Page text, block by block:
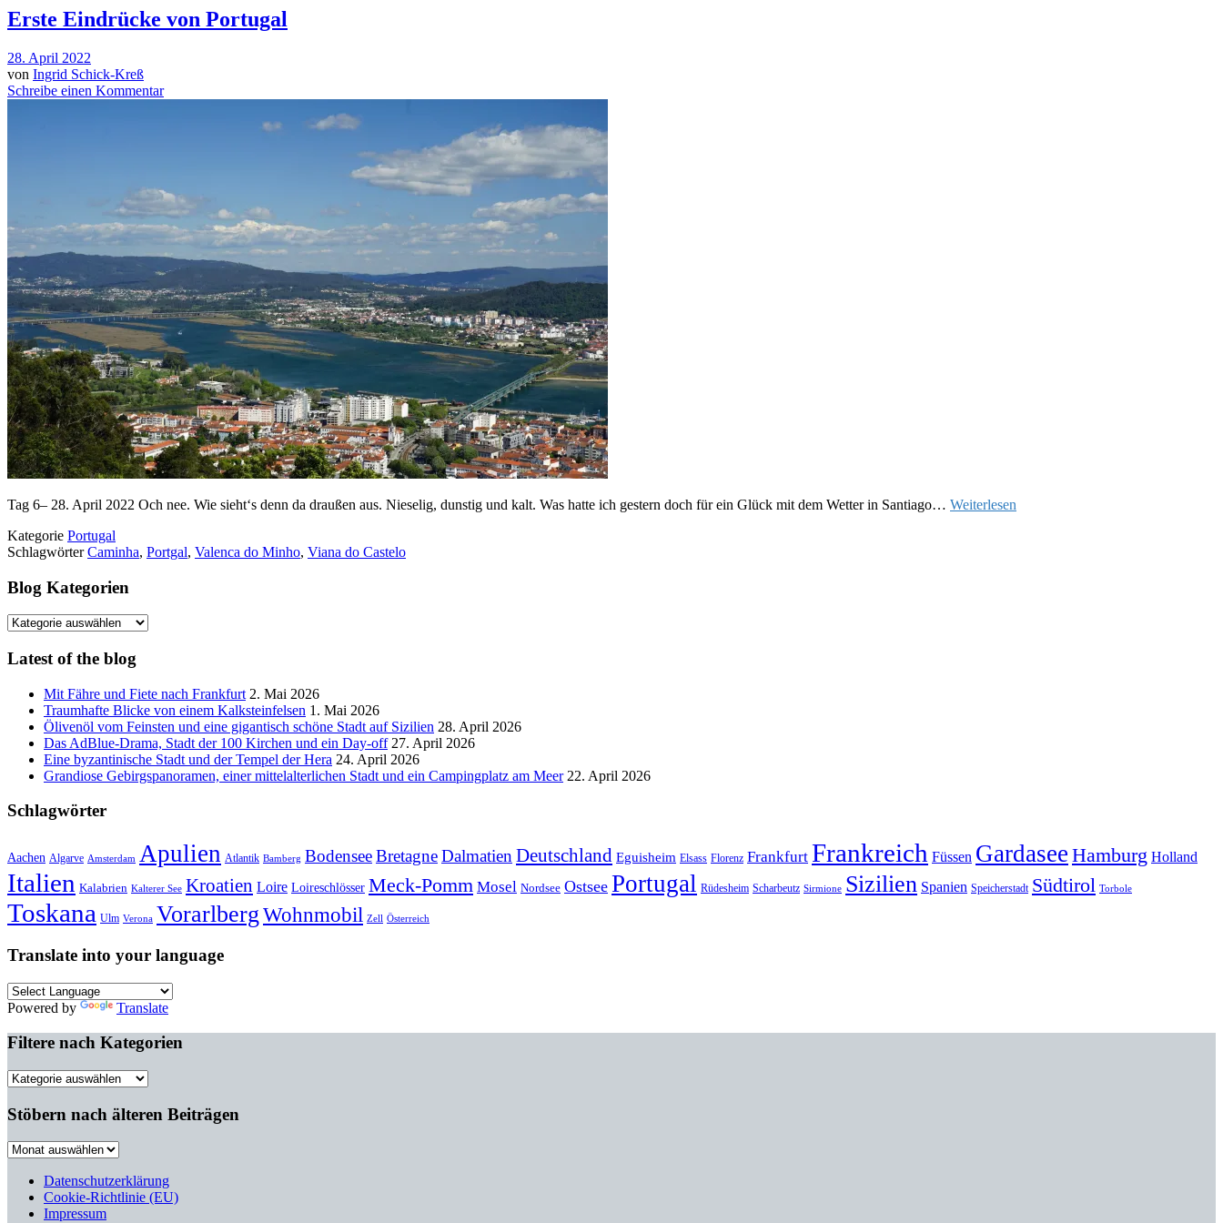
Erste Eindrücke von Portugal
28. April 2022
von Ingrid Schick-Kreß
Schreibe einen Kommentar
Tag 6– 28. April 2022 Och nee. Wie sieht‘s denn da draußen aus. Nieselig, dunstig und kalt. Was hatte ich gestern doch für ein Glück mit dem Wetter in Santiago… Weiterlesen
Kategorie Portugal
SchlagwörterCaminha, Portgal, Valenca do Minho, Viana do Castelo
Blog Kategorien
Blog
Latest of the blog
Mit Fähre und Fiete nach Frankfurt 2. Mai 2026
Traumhafte Blicke von einem Kalksteinfelsen 1. Mai 2026
Ölivenöl vom Feinsten und eine gigantisch schöne Stadt auf Sizilien 28. April 2026
Das AdBlue-Drama, Stadt der 100 Kirchen und ein Day-off 27. April 2026
Eine byzantinische Stadt und der Tempel der Hera 24. April 2026
Grandiose Gebirgspanoramen, einer mittelalterlichen Stadt und ein Campingplatz am Meer 22. April 2026
Schlagwörter
Aachen Algarve Amsterdam Apulien Atlantik Bamberg BodenseeBretagneDalmatien Deutschland Eguisheim Elsass Florenz Frankfurt Frankreich Füssen Gardasee Hamburg Holland
Italien Kalabrien Kalterer See Kroatien Loire Loireschlösser Meck-Pomm Mosel Nordsee Ostsee Portugal Rüdesheim Scharbeutz Sirmione Sizilien Spanien Speicherstadt Südtirol Torbole
Toskana Ulm Verona VorarlbergWohnmobil Zell Österreich
Translate into your language
Powered by Translate
Filtere nach Kategorien
Filtere
Kategorien
Stöbern nach älteren Beiträgen
Stöbern
älteren
Beiträgen
Datenschutzerklärung
Cookie-Richtlinie (EU)
Impressum